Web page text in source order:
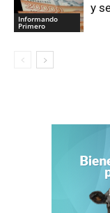
Informando
Primero
y